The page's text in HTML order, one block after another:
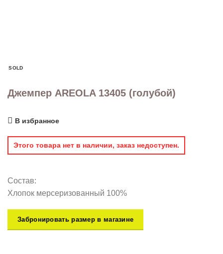
SOLD
Джемпер AREOLA 13405 (голубой)
В избранное
Этого товара нет в наличии, заказ недоступен.
Состав:
Хлопок мерсеризованный 100%
Забронировать размер в магазине